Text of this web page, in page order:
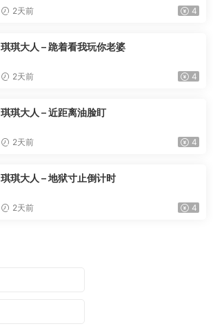
2天前 4
琪琪大人 – 跪着看我玩你老婆
2天前 4
琪琪大人 – 近距离油脸盯
2天前 4
琪琪大人 – 地狱寸止倒计时
2天前 4